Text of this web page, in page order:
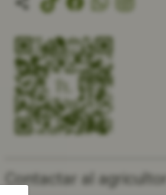
Contactar al agricultor